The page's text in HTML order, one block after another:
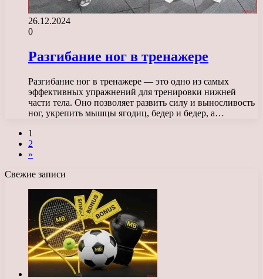
26.12.2024
0
Разгибание ног в тренажере
Разгибание ног в тренажере — это одно из самых
эффективных упражнений для тренировки нижней
части тела. Оно позволяет развить силу и выносливость
ног, укрепить мышцы ягодиц, бедер и бедер, а…
1
2
»
Свежие записи